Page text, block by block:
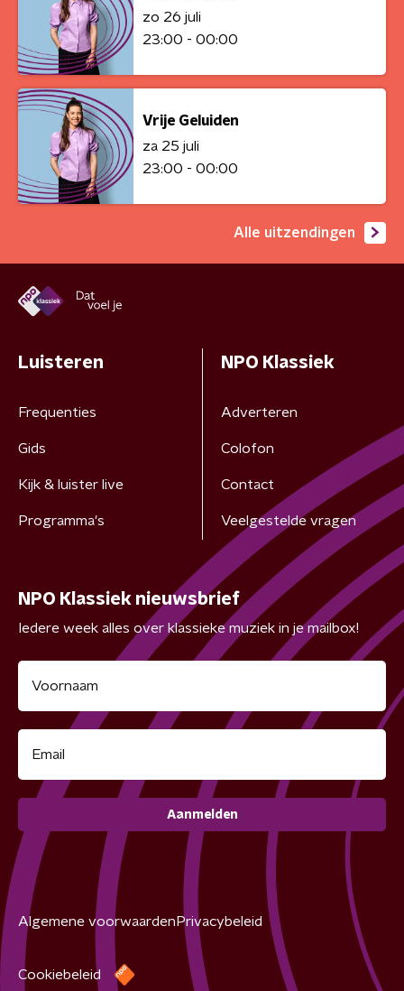
zo 26 juli
23:00 - 00:00
Vrije Geluiden
za 25 juli
23:00 - 00:00
Alle uitzendingen
Luisteren
Frequenties
Gids
Kijk & luister live
Programma's
NPO Klassiek
Adverteren
Colofon
Contact
Veelgestelde vragen
NPO Klassiek nieuwsbrief
Iedere week alles over klassieke muziek in je mailbox!
Aanmelden
Algemene voorwaarden Privacybeleid
Cookiebeleid